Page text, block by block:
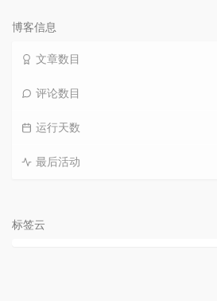
博客信息
文章数目
评论数目
运行天数
最后活动
标签云